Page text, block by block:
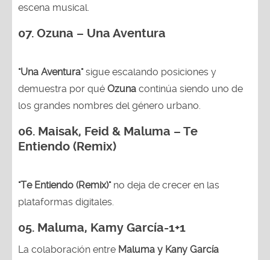
escena musical.
07. Ozuna – Una Aventura
"Una Aventura"sigue escalando posiciones y
demuestra por qué Ozuna continúa siendo uno de
los grandes nombres del género urbano.
06. Maisak, Feid & Maluma – Te
Entiendo (Remix)
"Te Entiendo (Remix)"no deja de crecer en las
plataformas digitales.
05. Maluma, Kamy García-1+1
La colaboración entre Maluma y Kany García